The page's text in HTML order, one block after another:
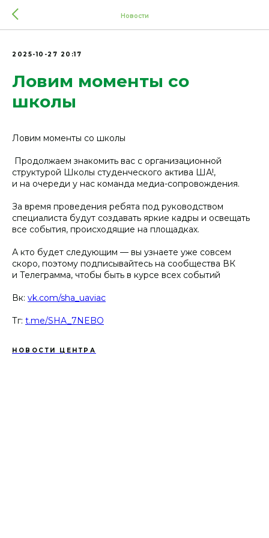
Новости
2025-10-27 20:17
Ловим моменты со
школы
Ловим моменты со школы
️ Продолжаем знакомить вас с организационной
структурой Школы студенческого актива ША!,
и на очереди у нас команда медиа-сопровождения.
За время проведения ребята под руководством
специалиста будут создавать яркие кадры и освещать
все события, происходящие на площадках.
А кто будет следующим — вы узнаете уже совсем
скоро, поэтому подписывайтесь на сообщества ВК
и Телеграмма, чтобы быть в курсе всех событий
Вк: vk.com/sha_uaviac
Тг: t.me/SHA_7NEBO
НОВОСТИ ЦЕНТРА